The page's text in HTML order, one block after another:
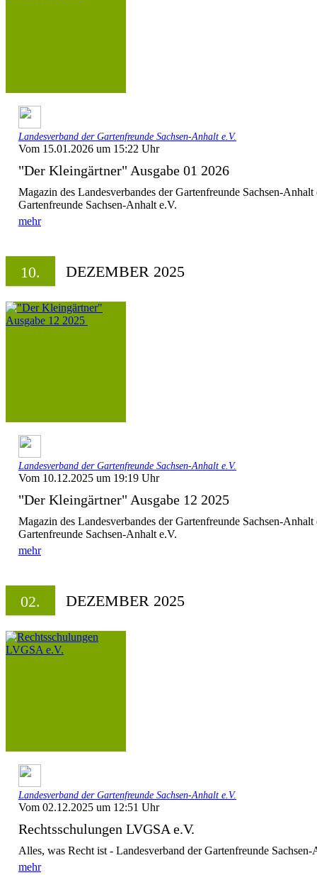
Landesverband der Gartenfreunde Sachsen-Anhalt e.V.
Vom 15.01.2026 um 15:22 Uhr
"Der Kleingärtner" Ausgabe 01 2026
Magazin des Landesverbandes der Gartenfreunde Sachsen-
Gartenfreunde Sachsen-Anhalt e.V.
mehr
10. DEZEMBER 2025
Landesverband der Gartenfreunde Sachsen-Anhalt e.V.
Vom 10.12.2025 um 19:19 Uhr
"Der Kleingärtner" Ausgabe 12 2025
Magazin des Landesverbandes der Gartenfreunde Sachsen-
Gartenfreunde Sachsen-Anhalt e.V.
mehr
02. DEZEMBER 2025
Landesverband der Gartenfreunde Sachsen-Anhalt e.V.
Vom 02.12.2025 um 12:51 Uhr
Rechtsschulungen LVGSA e.V.
Alles, was Recht ist - Landesverband der Gartenfreunde Sachsen-
mehr